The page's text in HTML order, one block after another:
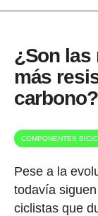
¿Son las
más
carbono?
COMPONENTES
Pese a la
todavía
ciclistas que